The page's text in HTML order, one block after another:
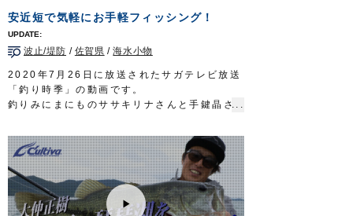
投次郎20g
マスクドスピン
ぶっ飛びサビキ完全セット
■取材協力
武庫川渡船様
ガッ釣り関西 テレビ大阪 毎週土曜日 6時
20分～6時50分放送
https://www.tv-
OWNERMOVIEhttp://ownertv.jp/
オーナーばりwebsite
http://www.owner.co.jp
安近短で気軽にお手軽フィッシング！
波止/堤防 / 佐賀県 /海水小物
2020年7月26日に放送されたサガテレビ放送
「釣り時季」の動画です。
釣りみにまにものササキリナさんと手鍵晶さ
ます。
■使用アイテム
・虫ピンチスリム
・堤防五目完全セット
・ぶっ飛びサビキ完全セット
・竜宮城シリーズお手軽城キス・ハゼ